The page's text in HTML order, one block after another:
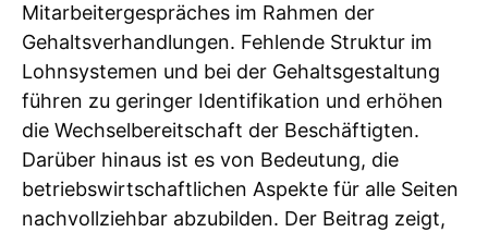
Mitarbeitergespräches im Rahmen der
Gehaltsverhandlungen. Fehlende Struktur im
Lohnsystemen und bei der Gehaltsgestaltung
führen zu geringer Identifikation und erhöhen
die Wechselbereitschaft der Beschäftigten.
Darüber hinaus ist es von Bedeutung, die
betriebswirtschaftlichen Aspekte für alle Seiten
nachvollziehbar abzubilden. Der Beitrag zeigt,